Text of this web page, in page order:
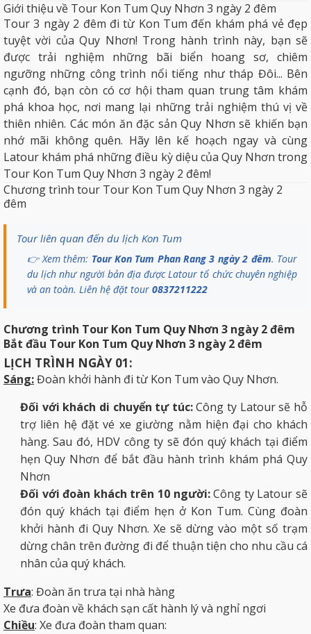
Giới thiệu về Tour Kon Tum Quy Nhơn 3 ngày 2 đêm
Tour 3 ngày 2 đêm đi từ Kon Tum đến khám phá vẻ đẹp
tuyệt vời của Quy Nhơn! Trong hành trình này, bạn sẽ
được trải nghiệm những bãi biển hoang sơ, chiêm
ngưỡng những công trình nổi tiếng như tháp Đôi... Bên
cạnh đó, bạn còn có cơ hội tham quan trung tâm khám
phá khoa học, nơi mang lại những trải nghiệm thú vị về
thiên nhiên. Các món ăn đặc sản Quy Nhơn sẽ khiến bạn
nhớ mãi không quên. Hãy lên kế hoạch ngay và cùng
Latour khám phá những điều kỳ diệu của Quy Nhơn trong
Tour Kon Tum Quy Nhơn 3 ngày 2 đêm!
Chương trình tour Tour Kon Tum Quy Nhơn 3 ngày 2
đêm
Tour liên quan đến du lịch Kon Tum
👉 Xem thêm: Tour Kon Tum Phan Rang 3 ngày 2 đêm. Tour
du lịch như người bản địa được Latour tổ chức chuyên nghiệp
và an toàn. Liên hệ đặt tour 0837211222
Chương trình Tour Kon Tum Quy Nhơn 3 ngày 2 đêm
Bắt đầu Tour Kon Tum Quy Nhơn 3 ngày 2 đêm
LỊCH TRÌNH NGÀY 01:
Sáng:Đoàn khởi hành đi từ Kon Tum vào Quy Nhơn.
Đối với khách di chuyển tự túc:Công ty Latoursẽ hỗ
trợ liên hệ đặt vé xe giường nằm hiện đại cho khách
hàng. Sau đó, HDV công ty sẽ đón quý khách tại điểm
hẹn Quy Nhơn để bắt đầu hành trình khám phá Quy
Nhơn
Đối với đoàn khách trên 10 người:Công ty Latour sẽ
đón quý khách tại điểm hẹn ở Kon Tum. Cùng đoàn
khởi hành đi Quy Nhơn. Xe sẽ dừng vào một số trạm
dừng chân trên đường đi để thuận tiện cho nhu cầu cá
nhân của quý khách.
Trưa: Đoàn ăn trưa tại nhà hàng
Xe đưa đoàn về khách sạn cất hành lý và nghỉ ngơi
Chiều: Xe đưa đoàn tham quan: